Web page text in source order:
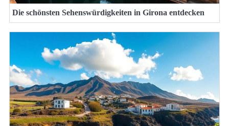
Die schönsten Sehenswürdigkeiten in Girona entdecken